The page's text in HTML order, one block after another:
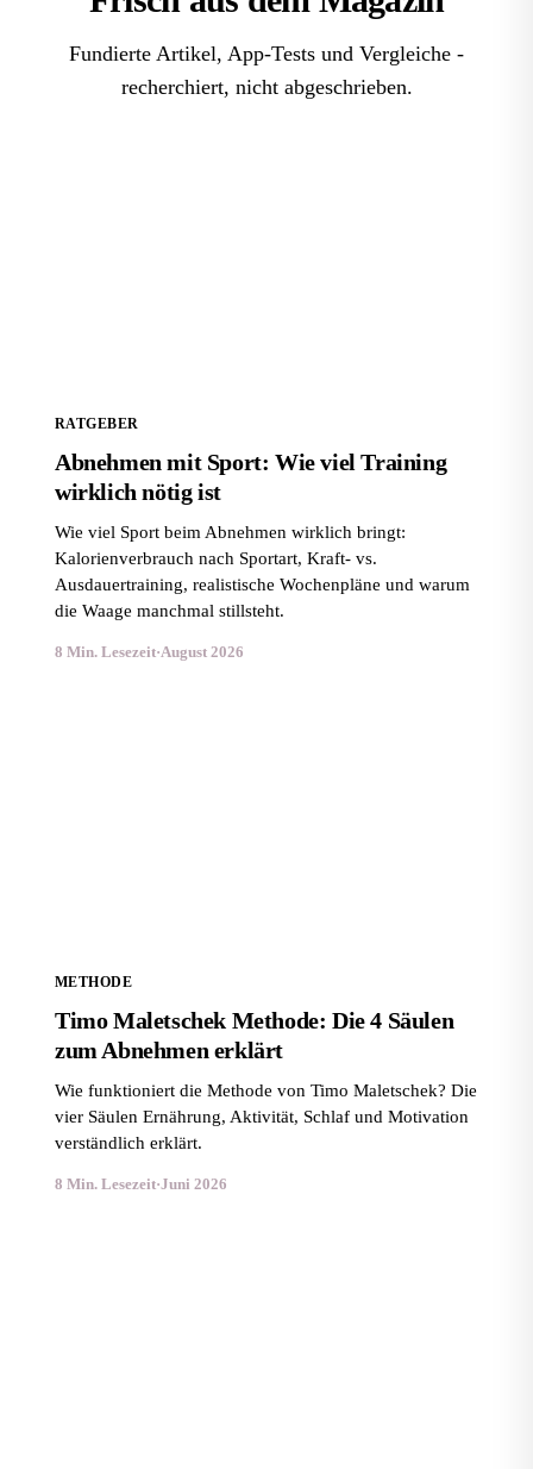
Fundierte Artikel, App-Tests und Vergleiche -
recherchiert, nicht abgeschrieben.
RATGEBER
Abnehmen mit Sport: Wie viel Training
wirklich nötig ist
Wie viel Sport beim Abnehmen wirklich bringt:
Kalorienverbrauch nach Sportart, Kraft- vs.
Ausdauertraining, realistische Wochenpläne und warum
die Waage manchmal stillsteht.
8 Min. Lesezeit·August 2026
METHODE
Timo Maletschek Methode: Die 4 Säulen
zum Abnehmen erklärt
Wie funktioniert die Methode von Timo Maletschek? Die
vier Säulen Ernährung, Aktivität, Schlaf und Motivation
verständlich erklärt.
8 Min. Lesezeit·Juni 2026